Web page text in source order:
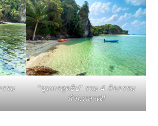
รม
"ชุมพรสุดฮิป" รวม 4 กิจกรรม
ห้ามพลาด!!